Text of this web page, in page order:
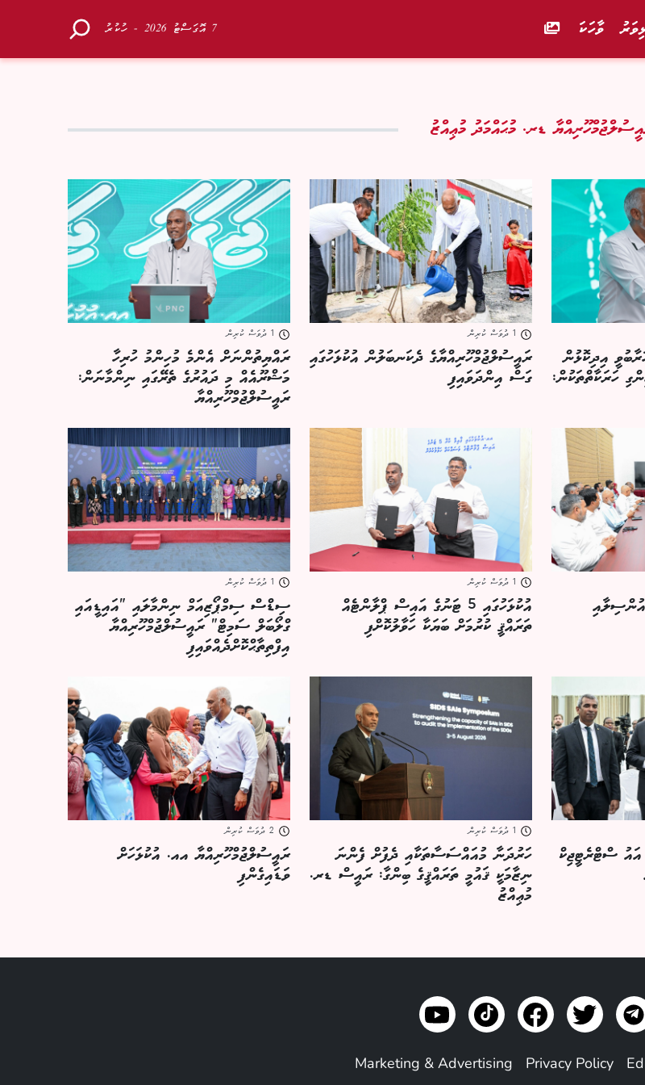
ވާހަކަ 7 އޮގަސްޓު 2026 - ހުކުރު
ޑރ. މުޙައްމަދު މުޢިއްޒު
އިދިކޮޅުން
ހަރަކާތްތަކުން:
ރައީސުލްޖުމްހޫރިއްޔާގެ ދެކަނބަލުން އުކުޅަހުގައި
ގަސް އިންދަވައިފި
ރައްޔިތުންނަށް އެންމެ މުހިންމު ހުރިހާ
މަޝްރޫއެއް މި ދައުރުގެ ތެރޭގައި ނިންމާނަން:
ރައީސުލްޖުމްހޫރިއްޔާ
އުކުޅަހުގައި 5 ޓަނުގެ އައިސް ޕްލާންޓެއް
ތަރައްޤީ ކުރުމަށް ބަޔަކާ ހަވާލުކޮށްފި
ސިޑްސް ސިމްޕޯޒިއަމް ނިންމާލައި "އައިޑީއައި
ގްލޯބަލް ސަމިޓް" ރައީސުލްޖުމްހޫރިއްޔާ
އިފްތިތާޙްކޮށްދެއްވައިފި
އައު ސްޓްރެޓީޖިކް
ހަރުދަނާ މުއައްސަސާތަކާއި ދެފުށް ފެންނަ
ނިޒާމަކީ ޤައުމީ ތަރައްޤީގެ ބިންގާ: ރައީސް ޑރ.
މުޢިއްޒު
ރައީސުލްޖުމްހޫރިއްޔާ އއ. އުކުޅަހަށް
ވަޑައިގެންފި
Privacy Policy
Marketing & Advertising